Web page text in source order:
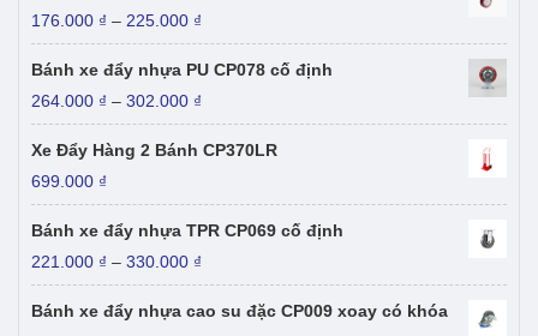
176.000 ₫ – 225.000 ₫
giá:
từ
225.000 ₫
Bánh xe đẩy nhựa PU CP078 cố định
264.000 ₫ – 302.000 ₫
giá:
từ
302.000 ₫
Xe Đẩy Hàng 2 Bánh CP370LR
699.000 ₫
Bánh xe đẩy nhựa TPR CP069 cố định
221.000 ₫ – 330.000 ₫
giá:
221.000 ₫
Bánh xe đẩy nhựa cao su đặc CP009 xoay có khóa